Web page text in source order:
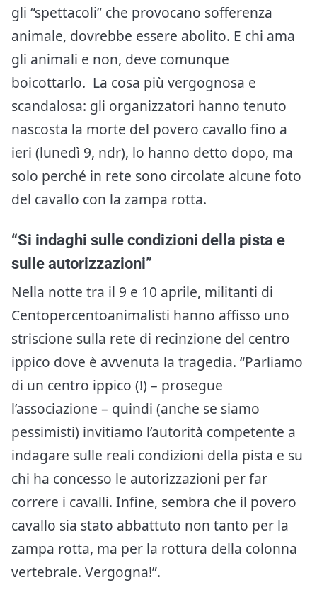
gli “spettacoli” che provocano sofferenza
animale, dovrebbe essere abolito. E chi ama
gli animali e non, deve comunque
boicottarlo. La cosa più vergognosa e
scandalosa: gli organizzatori hanno tenuto
nascosta la morte del povero cavallo fino a
ieri (lunedì 9, ndr), lo hanno detto dopo, ma
solo perché in rete sono circolate alcune foto
del cavallo con la zampa rotta.
“Si indaghi sulle condizioni della pista e
sulle autorizzazioni”
Nella notte tra il 9 e 10 aprile, militanti di
Centopercentoanimalisti hanno affisso uno
striscione sulla rete di recinzione del centro
ippico dove è avvenuta la tragedia. “Parliamo
di un centro ippico (!) – prosegue
l’associazione – quindi (anche se siamo
pessimisti) invitiamo l’autorità competente a
indagare sulle reali condizioni della pista e su
chi ha concesso le autorizzazioni per far
correre i cavalli. Infine, sembra che il povero
cavallo sia stato abbattuto non tanto per la
zampa rotta, ma per la rottura della colonna
vertebrale. Vergogna!”.